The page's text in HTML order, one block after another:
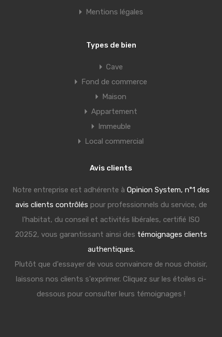
Mentions légales
Types de bien
Cave
Fond de commerce
Maison
Appartement
Immeuble
Local commercial
Avis clients
Notre entreprise est adhérente à Opinion System, n°1 des
avis clients contrôlés pour professionnels du service, de
l'habitat, du conseil et activités libérales, certifié ISO
20252, vous garantissant ainsi des témoignages clients
authentiques.
Plutôt que d'essayer de vous convaincre de nous choisir,
laissons nos clients s'exprimer. Cliquez sur les étoiles ci-
dessous pour consulter leurs témoignages !